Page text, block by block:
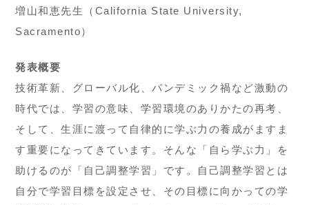
増山和恵先生（California State University,
Sacramento）
発表概要
技術革新、グローバル化、パンデミック禍など激動の
時代では、学習の意味、学習環境のありかたの再考、
そして、生涯に渡って自律的に学ぶ力の養成がますま
す重要になってきています。そんな「自ら学ぶ力」を
助けるのが「自己調整学習」です。自己調整学習とは
自分で学習目標を設定させ、その目標に向かっての学